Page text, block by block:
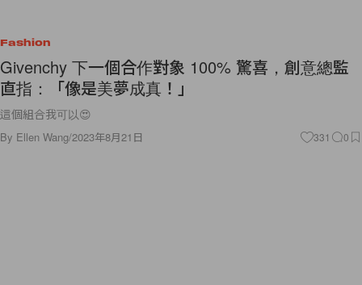
Fashion
Givenchy 下一個合作對象 100% 驚喜，創意總監
直指：「像是美夢成真！」
這個組合我可以😍
By Ellen Wang/2023年8月21日 331 0